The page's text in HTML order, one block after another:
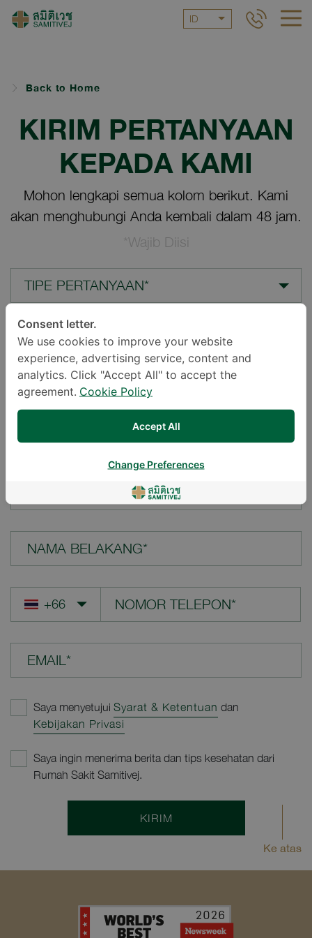
ID
Back to Home
KIRIM PERTANYAAN
KEPADA KAMI
Mohon lengkapi semua kolom berikut. Kami
akan menghubungi Anda kembali dalam 48 jam.
*Wajib Diisi
TIPE PERTANYAAN*
LOKASI*
PERTANYAAN ANDA*
NAMA BELAKANG*
EMAIL*
Saya menyetujui Syarat & Ketentuan dan
Kebijakan Privasi
Saya ingin menerima berita dan tips kesehatan dari
Rumah Sakit Samitivej.
KIRIM
Ke atas
Consent letter.
We use cookies to improve your website
experience, advertising service, content and
analytics. Click "Accept All" to accept the
agreement. Cookie Policy
Accept All
Change Preferences